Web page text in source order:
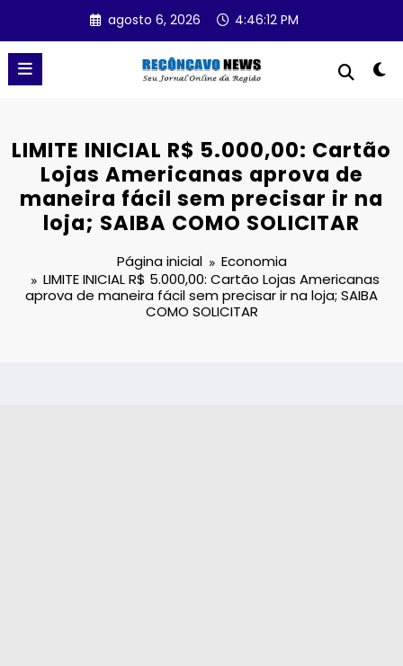
o
conteúdo
agosto 6, 2026 4:46:13 PM
LIMITE INICIAL R$ 5.000,00: Cartão
Lojas Americanas aprova de
maneira fácil sem precisar ir na
loja; SAIBA COMO SOLICITAR
Página inicial
Economia
LIMITE INICIAL R$ 5.000,00: Cartão Lojas Americanas
aprova de maneira fácil sem precisar ir na loja; SAIBA
COMO SOLICITAR